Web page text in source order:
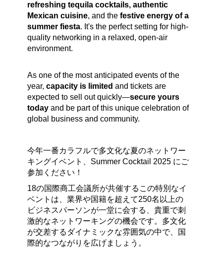
refreshing tequila cocktails, authentic
Mexican cuisine, and the festive energy of a
summer fiesta. It's the perfect setting for high-
quality networking in a relaxed, open-air
environment.
As one of the most anticipated events of the
year, capacity is limited and tickets are
expected to sell out quickly—secure yours
today and be part of this unique celebration of
global business and community.
今年一番カラフルで多文化な夏のネットワー
キングイベント、Summer Cocktail 2025 にご
参加ください！
18の国際商工会議所が共催するこの特別なイ
ベントは、業界や国籍を超えて250名以上の
ビジネスパーソンが一堂に会する、貴重で刺
激的なネットワーキングの機会です。多文化
が交差するダイナミックな雰囲気の中で、国
際的なつながりを広げましょう。